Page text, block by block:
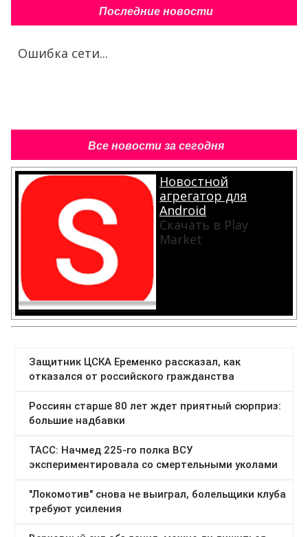
Последние новости
Ошибка сети...
Все новости за сегодня
Новостной
агрегатор для
Android
Скачать в Play
Market